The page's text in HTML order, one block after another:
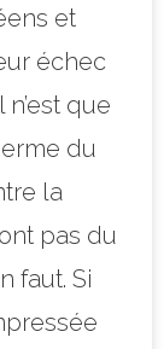
et
échec
que
du
la
pas du
faut. Si